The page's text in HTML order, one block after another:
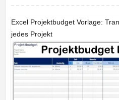
Excel Projektbudget Vorlage:
jedes Projekt